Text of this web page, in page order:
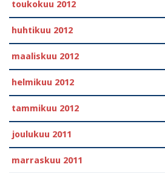
toukokuu 2012
huhtikuu 2012
maaliskuu 2012
helmikuu 2012
tammikuu 2012
joulukuu 2011
marraskuu 2011